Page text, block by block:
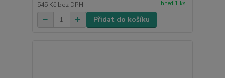
545 Kč bez DPH ihned 1 ks
Přidat do košíku